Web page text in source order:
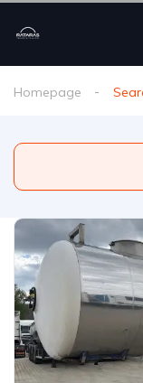
Homepage